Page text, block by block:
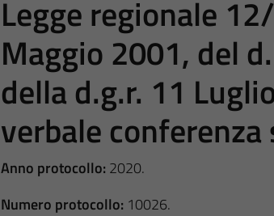
Legge regionale
Maggio 2001, del
della d.g.r. 11
verbale conferenza
Anno protocollo: 2020.
Numero protocollo: 10026.